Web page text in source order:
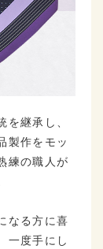
継承し、
製作をモッ
練の職人が
なる方に喜
一度手にし